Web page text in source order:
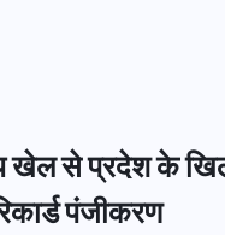
खेल से प्रदेश के
पंजीकरण